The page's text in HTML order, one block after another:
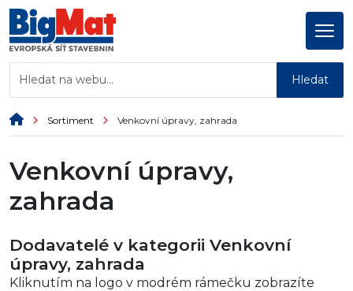
Hledat
Sortiment Venkovní úpravy, zahrada
Venkovní úpravy,
zahrada
Dodavatelé v kategorii Venkovní
úpravy, zahrada
Kliknutím na logo v modrém rámečku zobrazíte